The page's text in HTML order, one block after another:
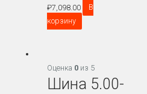
₽7,098.00
В
корзину
Оценка 0 из 5
Шина 5.00-